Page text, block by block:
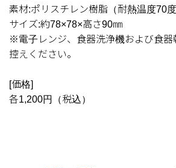
素材:ポリスチレン樹脂（耐熱温度70度
サイズ:約78×78×高さ90㎜
※電子レンジ、食器洗浄機および食器
控えください。
[価格]
各1,200円（税込）